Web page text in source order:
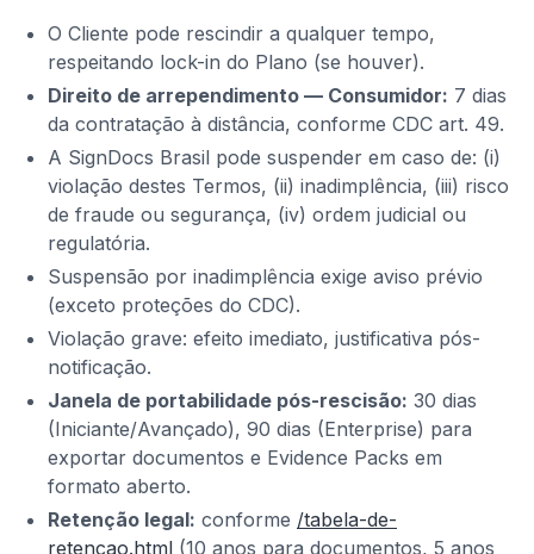
O Cliente pode rescindir a qualquer tempo,
respeitando lock-in do Plano (se houver).
Direito de arrependimento — Consumidor: 7 dias
da contratação à distância, conforme CDC art. 49.
A SignDocs Brasil pode suspender em caso de: (i)
violação destes Termos, (ii) inadimplência, (iii) risco
de fraude ou segurança, (iv) ordem judicial ou
regulatória.
Suspensão por inadimplência exige aviso prévio
(exceto proteções do CDC).
Violação grave: efeito imediato, justificativa pós-
notificação.
Janela de portabilidade pós-rescisão: 30 dias
(Iniciante/Avançado), 90 dias (Enterprise) para
exportar documentos e Evidence Packs em
formato aberto.
Retenção legal: conforme /tabela-de-
retencao.html (10 anos para documentos, 5 anos